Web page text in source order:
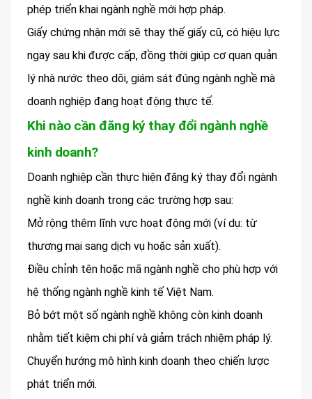
phép triển khai ngành nghề mới hợp pháp.
Giấy chứng nhận mới sẽ thay thế giấy cũ, có hiệu lực
ngay sau khi được cấp, đồng thời giúp cơ quan quản
lý nhà nước theo dõi, giám sát đúng ngành nghề mà
doanh nghiệp đang hoạt động thực tế.
Khi nào cần đăng ký thay đổi ngành nghề
kinh doanh?
Doanh nghiệp cần thực hiện đăng ký thay đổi ngành
nghề kinh doanh trong các trường hợp sau:
Mở rộng thêm lĩnh vực hoạt động mới (ví dụ: từ
thương mại sang dịch vụ hoặc sản xuất).
Điều chỉnh tên hoặc mã ngành nghề cho phù hợp với
hệ thống ngành nghề kinh tế Việt Nam.
Bỏ bớt một số ngành nghề không còn kinh doanh
nhằm tiết kiệm chi phí và giảm trách nhiệm pháp lý.
Chuyển hướng mô hình kinh doanh theo chiến lược
phát triển mới.